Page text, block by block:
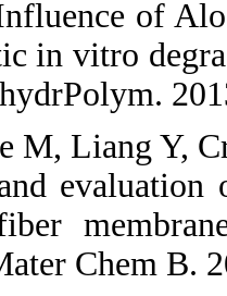
Bártolo PJ.
and
films.
35. Xue J, He
Fabrication
micro-/
implants. J